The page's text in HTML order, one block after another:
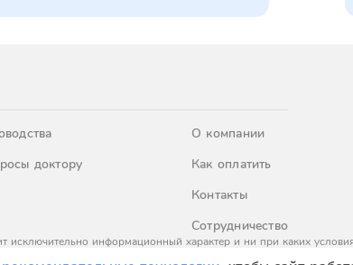
доктору
О компании
Как оплатить
Контакты
Сотрудничество
информационный характер и ни при каких